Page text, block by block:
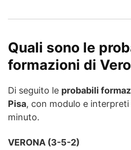
Quali sono le
formazioni di
Di seguito le probabili
Pisa, con modulo e
minuto.
VERONA (3-5-2)